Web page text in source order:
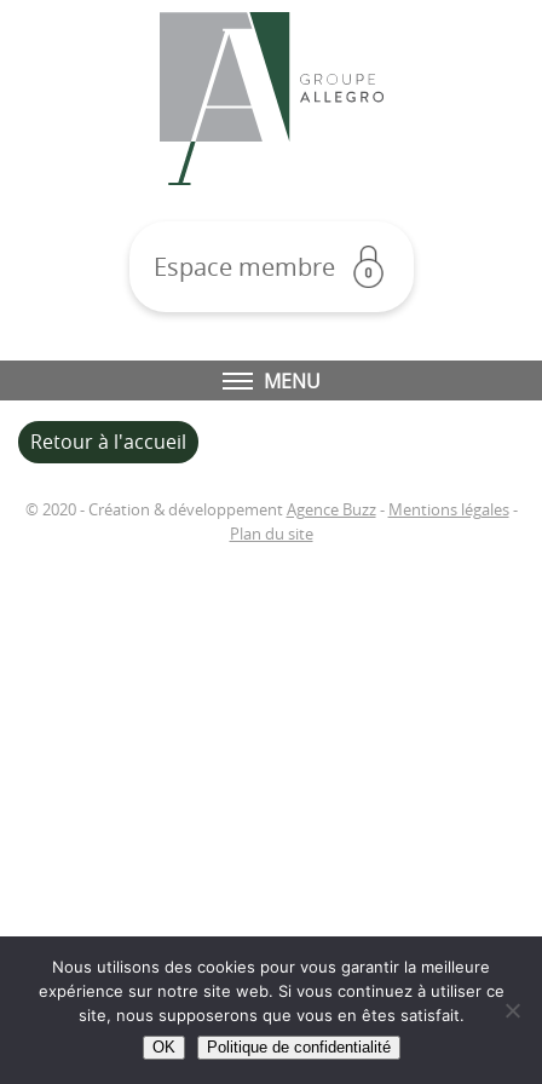
Espace membre
MENU
Retour à l'accueil
© 2020 - Création & développementAgence Buzz- Mentions légales-
Plan du site
Nous utilisons des cookies pour vous garantir la meilleure
expérience sur notre site web. Si vous continuez à utiliser ce
site, nous supposerons que vous en êtes satisfait.
OK Politique de confidentialité